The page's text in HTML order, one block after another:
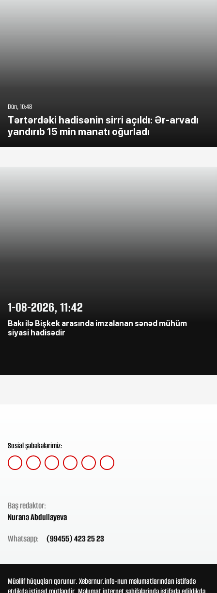
Dün, 10:48
Tərtərdəki hadisənin sirri açıldı: Ər-arvadı
yandırıb 15 min manatı oğurladı
1-08-2026, 11:42
Bakı ilə Bişkek arasında imzalanan sənəd mühüm
siyasi hadisədir
Sosial şəbəkələrimiz:
Baş redaktor:
Nuranə Abdullayeva
Whatsapp:
(99455) 423 25 23
Müəllif hüquqları qorunur. Xebernur.info-nun məlumatlarından istifadə